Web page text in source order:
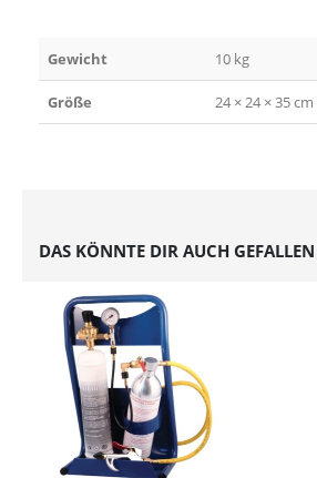
Gewicht 10 kg
Größe 24 × 24 × 35 cm
DAS KÖNNTE DIR AUCH